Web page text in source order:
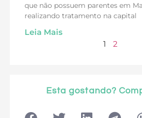
que não possuem parentes em
realizando tratamento na capital
Leia Mais
1
2
Esta gostando?